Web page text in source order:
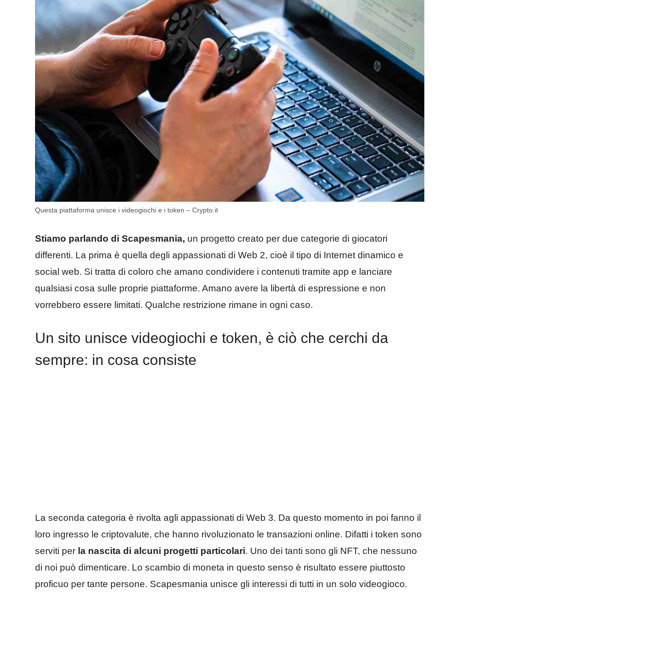
Questa piattaforma unisce i videogiochi e i token – Crypto.it
Stiamo parlando di Scapesmania, un progetto creato per due categorie di giocatori
differenti. La prima è quella degli appassionati di Web 2, cioè il tipo di Internet dinamico e
social web. Si tratta di coloro che amano condividere i contenuti tramite app e lanciare
qualsiasi cosa sulle proprie piattaforme. Amano avere la libertà di espressione e non
vorrebbero essere limitati. Qualche restrizione rimane in ogni caso.
Un sito unisce videogiochi e token, è ciò che cerchi da
sempre: in cosa consiste
La seconda categoria è rivolta agli appassionati di Web 3. Da questo momento in poi fanno il
loro ingresso le criptovalute, che hanno rivoluzionato le transazioni online. Difatti i token sono
serviti per la nascita di alcuni progetti particolari. Uno dei tanti sono gli NFT, che nessuno
di noi può dimenticare. Lo scambio di moneta in questo senso è risultato essere piuttosto
proficuo per tante persone. Scapesmania unisce gli interessi di tutti in un solo videogioco.